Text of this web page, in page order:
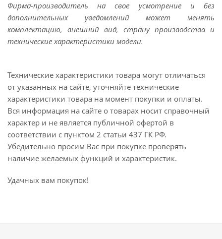
Фирма-производитель на свое усмотрение и без
дополнительных уведомлений может менять
комплектацию, внешний вид, страну производства и
технические характеристики модели.
Технические характеристики товара могут отличаться
от указанных на сайте, уточняйте технические
характеристики товара на момент покупки и оплаты.
Вся информация на сайте о товарах носит справочный
характер и не является публичной офертой в
соответствии с пунктом 2 статьи 437 ГК РФ.
Убедительно просим Вас при покупке проверять
наличие желаемых функций и характеристик.
Удачных вам покупок!